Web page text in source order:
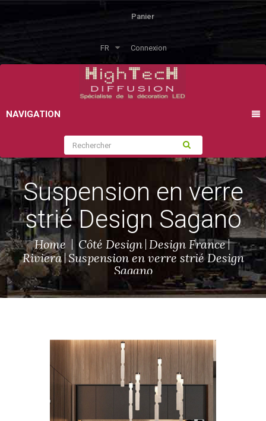
Panier
FR Connexion
NAVIGATION
Suspension en verre
strié Design Sagano
Home Côté Design Design France
Riviera Suspension en verre strié Design
Sagano